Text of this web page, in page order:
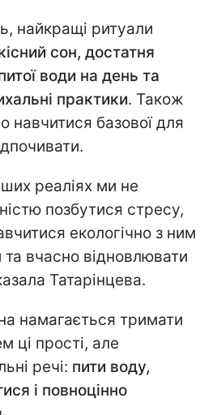
найкращі ритуали
сон, достатня
води на день та
практики. Також
навчитися базової для
реаліях ми не
позбутися стресу,
екологічно з ним
та вчасно відновлювати
Татарінцева.
намагається тримати
ці прості, але
речі: пити воду,
і повноцінно